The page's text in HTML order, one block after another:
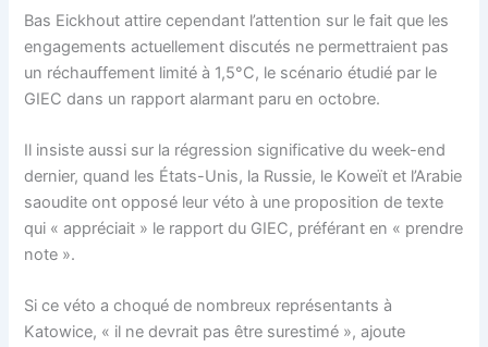
Bas Eickhout attire cependant l’attention sur le fait que les
engagements actuellement discutés ne permettraient pas
un réchauffement limité à 1,5°C, le scénario étudié par le
GIEC dans un rapport alarmant paru en octobre.
Il insiste aussi sur la régression significative du week-end
dernier, quand les États-Unis, la Russie, le Koweït et l’Arabie
saoudite ont opposé leur véto à une proposition de texte
qui « appréciait » le rapport du GIEC, préférant en « prendre
note ».
Si ce véto a choqué de nombreux représentants à
Katowice, « il ne devrait pas être surestimé », ajoute